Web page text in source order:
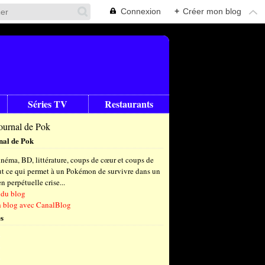
Connexion + Créer mon blog
Séries TV Restaurants
de Pok
BD, littérature, coups de cœur et coups de
ce qui permet à un Pokémon de survivre dans un
perpétuelle crise...
blog
blog avec CanalBlog